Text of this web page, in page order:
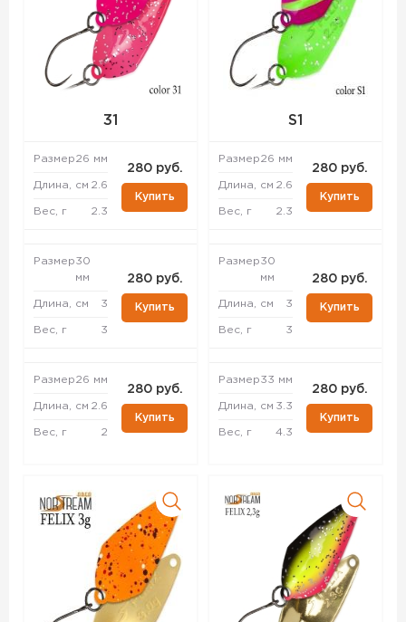
31
Размер26 мм
Длина, см 2.6
Вес, г 2.3
280 руб.
Купить
Размер30
мм
Длина, см 3
Вес, г 3
280 руб.
Купить
Размер26 мм
Длина, см 2.6
Вес, г 2
280 руб.
Купить
S1
Размер26 мм
Длина, см 2.6
Вес, г 2.3
280 руб.
Купить
Размер30
мм
Длина, см 3
Вес, г 3
280 руб.
Купить
Размер33 мм
Длина, см 3.3
Вес, г 4.3
280 руб.
Купить